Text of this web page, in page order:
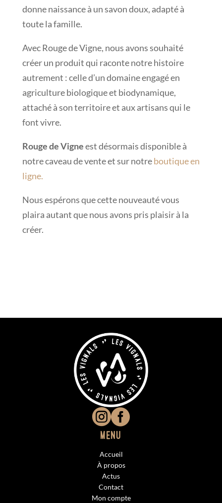
donne naissance à un savon doux, adapté à
toute la famille.
Avec Rouge de Vigne, nous avons souhaité
créer un produit qui raconte notre histoire
autrement : celle d’un domaine engagé en
agriculture biologique et biodynamique,
attaché à son territoire et aux artisans qui le
font vivre.
Rouge de Vigneest désormais disponible à
notre caveau de vente et sur notreboutique en
ligne.
Nous espérons que cette nouveauté vous
plaira autant que nous avons pris plaisir à la
créer.

Menu
Accueil
À propos
Actus
Contact
Mon compte